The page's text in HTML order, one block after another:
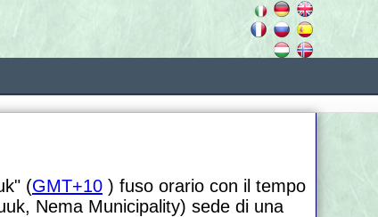
(GMT+10 ) fuso orario con il tempo
Nema Municipality) sede di una